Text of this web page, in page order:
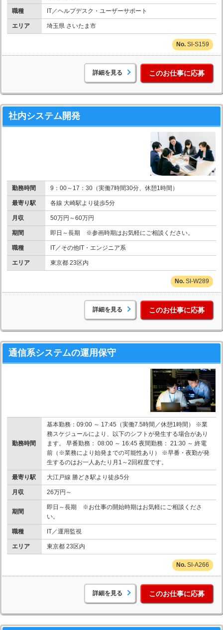
職種 IT／ヘルプデスク・ユーザーサポート
エリア 埼玉県 さいたま市
SI-S159
詳細を見る このお仕事に応募
社内システム開発
勤務時間 9：00～17：30（実働7時間30分、休憩1時間）
最寄り駅 各線 大崎駅より徒歩5分
月収 50万円～60万円
期間 即日～長期 ※参画時期はお気軽にご相談ください。
職種 IT／その他IT・エンジニア系
エリア 東京都 23区内
SI-W289
詳細を見る このお仕事に応募
通信系システムの運用保守
勤務時間
基本勤務：09:00 ～ 17:45（実働7.5時間／休憩1時間） ※業
務スケジュールにより、以下のシフトが発生する場合があり
ます。 早番勤務： 08:00 ～ 16:45 夜間勤務： 21:30 ～ 終電
前（※業務により始発までの可能性あり） ※早番・夜勤が発
生するのはお一人あたり月1～2回程度です。
最寄り駅 大江戸線 勝どき駅より徒歩5分
月収 26万円～
期間
即日～長期 ※お仕事の開始時期はお気軽にご相談くださ
い。
職種 IT／運用監視
エリア 東京都 23区内
SI-A266
詳細を見る このお仕事に応募